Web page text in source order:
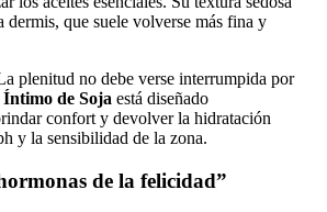
dermis, que suele volverse más fina y
plenitud no debe verse interrumpida por
de Soja está diseñado
confort y devolver la hidratación
y la sensibilidad de la zona.
de la felicidad”